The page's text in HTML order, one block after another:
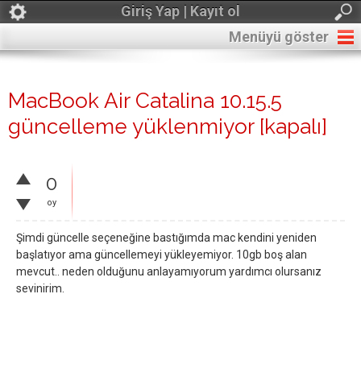
Giriş Yap | Kayıt ol
Menüyü göster
MacBook Air Catalina 10.15.5
güncelleme yüklenmiyor [kapalı]
0
oy
Şimdi güncelle seçeneğine bastığımda mac kendini yeniden
başlatıyor ama güncellemeyi yükleyemiyor. 10gb boş alan
mevcut.. neden olduğunu anlayamıyorum yardımcı olursanız
sevinirim.